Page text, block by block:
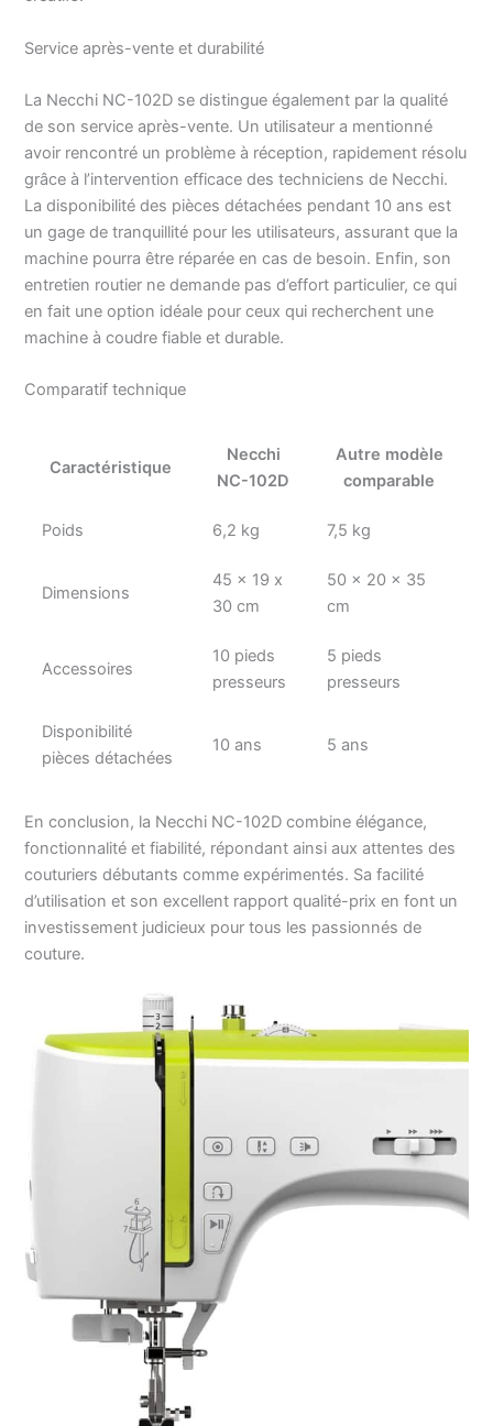
Service après-vente et durabilité
La Necchi NC-102D se distingue également par la qualité
de son service après-vente. Un utilisateur a mentionné
avoir rencontré un problème à réception, rapidement résolu
grâce à l’intervention efficace des techniciens de Necchi.
La disponibilité des pièces détachées pendant 10 ans est
un gage de tranquillité pour les utilisateurs, assurant que la
machine pourra être réparée en cas de besoin. Enfin, son
entretien routier ne demande pas d’effort particulier, ce qui
en fait une option idéale pour ceux qui recherchent une
machine à coudre fiable et durable.
Comparatif technique
Caractéristique
Necchi
NC-102D
Autre modèle
comparable
Poids 6,2 kg 7,5 kg
Dimensions
45 x 19 x
30 cm
50 x 20 x 35
cm
Accessoires
10 pieds
presseurs
5 pieds
presseurs
Disponibilité
pièces détachées
10 ans 5 ans
En conclusion, la Necchi NC-102D combine élégance,
fonctionnalité et fiabilité, répondant ainsi aux attentes des
couturiers débutants comme expérimentés. Sa facilité
d’utilisation et son excellent rapport qualité-prix en font un
investissement judicieux pour tous les passionnés de
couture.